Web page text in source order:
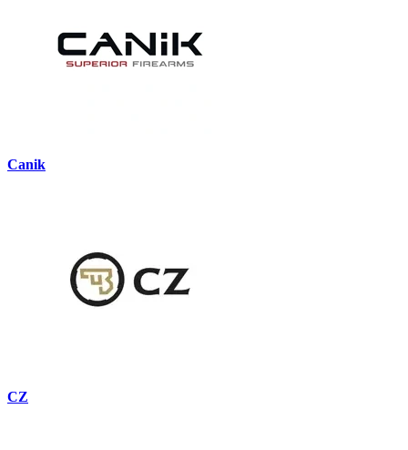
Canik
CZ